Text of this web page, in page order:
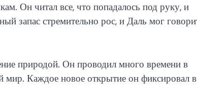
Он читал все, что попадалось под руку, и
запас стремительно рос, и Даль мог
природой. Он проводил много времени в
мир. Каждое новое открытие он фиксировал в